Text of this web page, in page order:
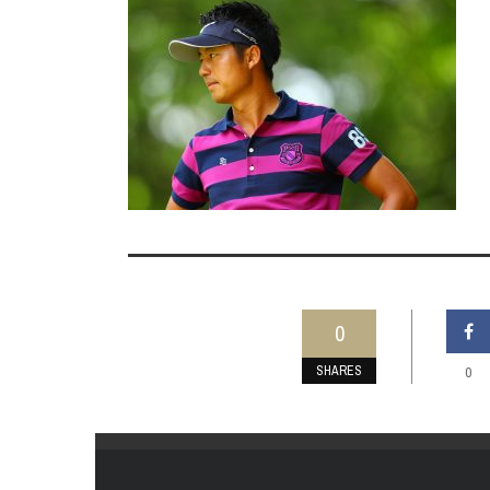
0
SHARES 0